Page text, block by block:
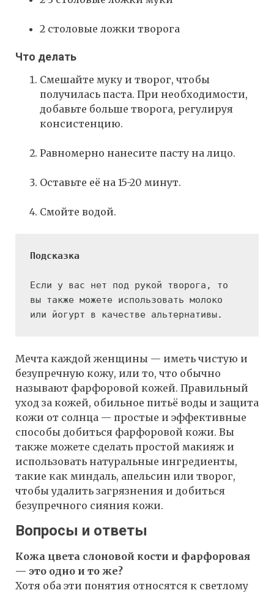
2 столовые ложки творога
Что делать
Смешайте муку и творог, чтобы
получилась паста. При необходимости,
добавьте больше творога, регулируя
консистенцию.
Равномерно нанесите пасту на лицо.
Оставьте её на 15-20 минут.
Смойте водой.
Если у вас нет под рукой творога, то
вы также можете использовать молоко
или йогурт в качестве альтернативы.
Мечта каждой женщины — иметь чистую и
безупречную кожу, или то, что обычно
называют фарфоровой кожей. Правильный
уход за кожей, обильное питьё воды и защита
кожи от солнца — простые и эффективные
способы добиться фарфоровой кожи. Вы
также можете сделать простой макияж и
использовать натуральные ингредиенты,
такие как миндаль, апельсин или творог,
чтобы удалить загрязнения и добиться
безупречного сияния кожи.
Вопросы и ответы
Кожа цвета слоновой кости и фарфоровая
— это одно и то же?
Хотя оба эти понятия относятся к светлому